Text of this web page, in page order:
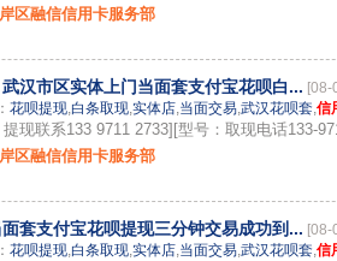
区融信信用卡服务部
汉市区实体上门当面套支付宝花呗白... [08-
： 花呗提现,白条取现,实体店,当面交易,武汉花呗套,信
提现联系133 9711 2733][型号：取现电话133-
区融信信用卡服务部
套支付宝花呗提现三分钟交易成功到... [08-
： 花呗提现,白条取现,实体店,当面交易,武汉花呗套,信